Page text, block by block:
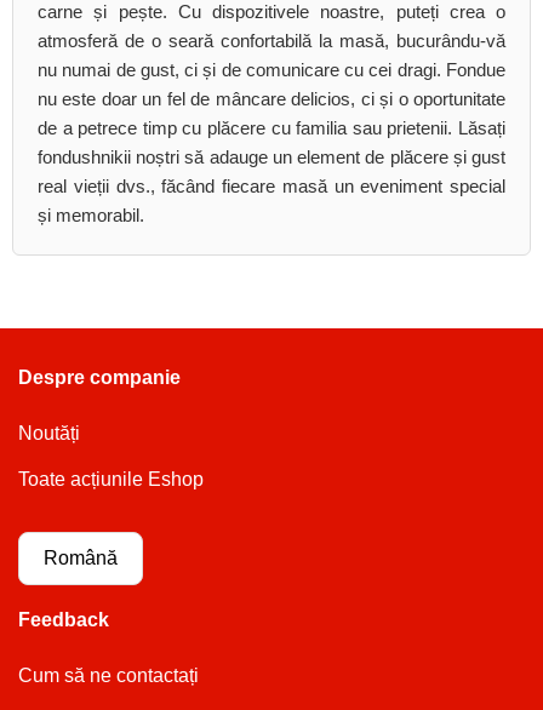
carne și pește. Cu dispozitivele noastre, puteți crea o
atmosferă de o seară confortabilă la masă, bucurându-vă
nu numai de gust, ci și de comunicare cu cei dragi. Fondue
nu este doar un fel de mâncare delicios, ci și o oportunitate
de a petrece timp cu plăcere cu familia sau prietenii. Lăsați
fondushnikii noștri să adauge un element de plăcere și gust
real vieții dvs., făcând fiecare masă un eveniment special
și memorabil.
Despre companie
Noutăți
Toate acțiunile Eshop
Română
Feedback
Cum să ne contactați